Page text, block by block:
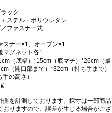
ック
ステル・ポリウレタン
ファスナー式
スナー×1、オープン×1
マグネット各1
（底幅）*15cm（底マチ）*26cm（最
（開口部まで）*32cm（持ち手まで）
の高さ）
を計測しております。採寸は一部商品
おりますので、誤差が生じる場合がござ